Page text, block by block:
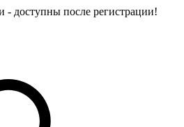
доступны после регистрации!